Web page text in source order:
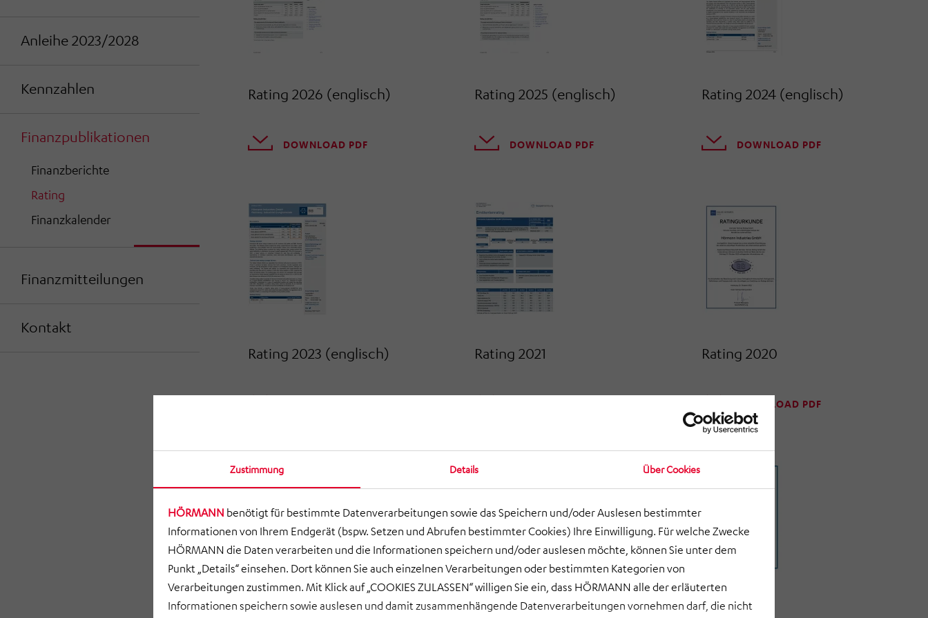
Zustimmung Details Über Cookies
HÖRMANN benötigt für bestimmte Datenverarbeitungen sowie das Speichern und/oder Auslesen bestimmter
Informationen von Ihrem Endgerät (bspw. Setzen und Abrufen bestimmter Cookies) Ihre Einwilligung. Für welche Zwecke
HÖRMANN die Daten verarbeiten und die Informationen speichern und/oder auslesen möchte, können Sie unter dem
Punkt „Details“ einsehen. Dort können Sie auch einzelnen Verarbeitungen oder bestimmten Kategorien von
Verarbeitungen zustimmen. Mit Klick auf „COOKIES ZULASSEN“ willigen Sie ein, dass HÖRMANN alle der erläuterten
Informationen speichern sowie auslesen und damit zusammenhängende Datenverarbeitungen vornehmen darf, die nicht
Anleihe 2023/2028
Kennzahlen
Finanzpublikationen
Finanzberichte
Rating
Finanzkalender
Finanzmitteilungen
Kontakt
Rating 2026 (englisch)
DOWNLOAD PDF
Rating 2025 (englisch)
DOWNLOAD PDF
Rating 2024 (englisch)
DOWNLOAD PDF
Rating 2023 (englisch) Rating 2021 Rating 2020
DOWNLOAD PDF
Rating 2019 Rating 2018 Rating 2016